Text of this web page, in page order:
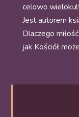
celowo
Jest autorem
Dlaczego
jak Kościół